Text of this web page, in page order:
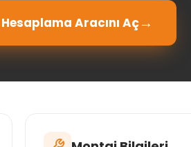
Aracını Aç→